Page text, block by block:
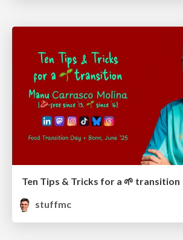
Ten Tips & Tricks for a 🌱 transition
stuffmc